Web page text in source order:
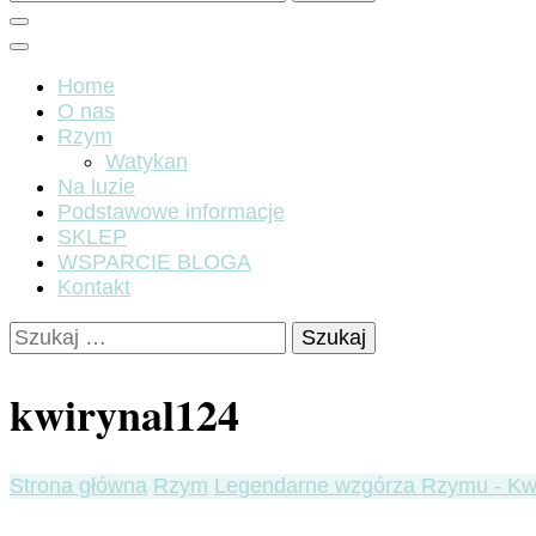
Home
O nas
Rzym
Watykan
Na luzie
Podstawowe informacje
SKLEP
WSPARCIE BLOGA
Kontakt
Szukaj:
kwirynal124
Strona główna Rzym Legendarne wzgórza Rzymu -